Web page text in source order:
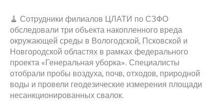
🧹 Сотрудники филиалов ЦЛАТИ по СЗФО
обследовали три объекта накопленного вреда
окружающей среды в Вологодской, Псковской и
Новгородской областях в рамках федерального
проекта «Генеральная уборка». Специалисты
отобрали пробы воздуха, почв, отходов, природной
воды и провели геодезические измерения площади
несанкционированных свалок.